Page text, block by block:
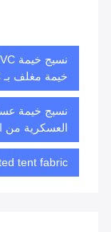
خيمة مغلف بـ PVC
نسيج خيمة
العسكرية من
tent fabric